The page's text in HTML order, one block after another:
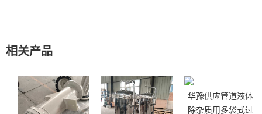
相关产品
华豫供应管道液体
除杂质用多袋式过